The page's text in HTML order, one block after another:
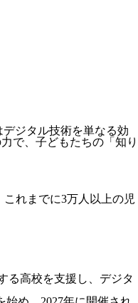
ジタル技術を単なる効
で、子どもたちの「知り
れまでに3万人以上の児
る高校を支援し、デジタ